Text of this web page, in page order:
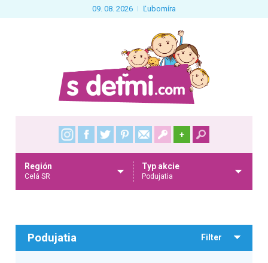
09. 08. 2026 Ľubomíra
+
Región
Celá SR
Typ akcie
Podujatia
Podujatia Filter